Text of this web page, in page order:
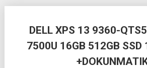
DELL XPS 13 9360-
7500U 16GB 512GB SSD
navigation